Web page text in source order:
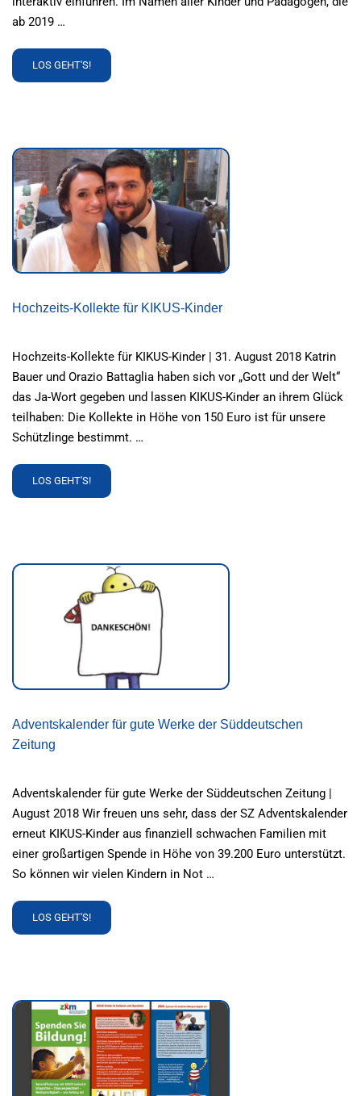
ab 2019 …
READ
MORE
INTERAKTIV
LOS GEHT'S!
Hochzeits-Kollekte für KIKUS-Kinder
Hochzeits-Kollekte für KIKUS-Kinder | 31. August 2018 Katrin
Bauer und Orazio Battaglia haben sich vor „Gott und der Welt“
das Ja-Wort gegeben und lassen KIKUS-Kinder an ihrem Glück
teilhaben: Die Kollekte in Höhe von 150 Euro ist für unsere
Schützlinge bestimmt. …
READ
MORE
FÜR
LOS GEHT'S!
Adventskalender für gute Werke der Süddeutschen
Zeitung
Adventskalender für gute Werke der Süddeutschen Zeitung |
August 2018 Wir freuen uns sehr, dass der SZ Adventskalender
erneut KIKUS-Kinder aus finanziell schwachen Familien mit
einer großartigen Spende in Höhe von 39.200 Euro unterstützt.
So können wir vielen Kindern in Not …
READ
MORE
GUTE
WERKE
DER
SÜDDEUTSCHEN
ZEITUNG
LOS GEHT'S!